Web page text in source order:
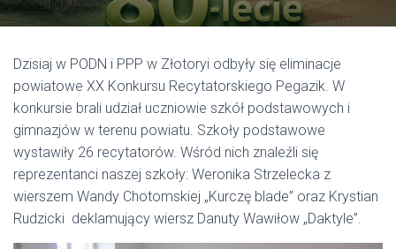
Dzisiaj w PODN i PPP w Złotoryi odbyły się eliminacje
powiatowe XX Konkursu Recytatorskiego Pegazik. W
konkursie brali udział uczniowie szkół podstawowych i
gimnazjów w terenu powiatu. Szkoły podstawowe
wystawiły 26 recytatorów. Wśród nich znaleźli się
reprezentanci naszej szkoły: Weronika Strzelecka z
wierszem Wandy Chotomskiej „Kurczę blade” oraz Krystian
Rudzicki deklamujący wiersz Danuty Wawiłow „Daktyle”.